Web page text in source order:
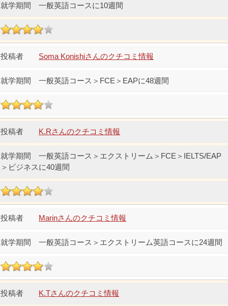
一般英語コースに10週間
Soma Konishiさんのクチコミ情報
一般英語コース＞FCE＞EAPに48週間
K.Rさんのクチコミ情報
一般英語コース＞エクストリーム＞FCE＞IELTS/EAP
＞ビジネスに40週間
Marinさんのクチコミ情報
一般英語コース＞エクストリーム英語コースに24週間
K.Tさんのクチコミ情報